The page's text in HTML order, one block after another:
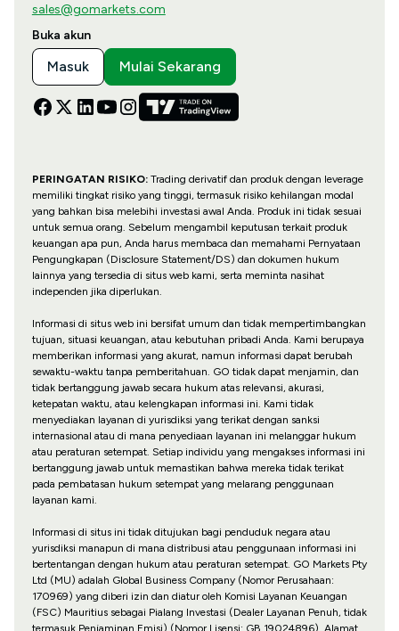
sales@gomarkets.com
Buka akun
Masuk Mulai Sekarang
PERINGATAN RISIKO:Trading derivatif dan produk dengan leverage
memiliki tingkat risiko yang tinggi, termasuk risiko kehilangan modal
yang bahkan bisa melebihi investasi awal Anda. Produk ini tidak sesuai
untuk semua orang. Sebelum mengambil keputusan terkait produk
keuangan apa pun, Anda harus membaca dan memahami Pernyataan
Pengungkapan (Disclosure Statement/DS) dan dokumen hukum
lainnya yang tersedia di situs web kami, serta meminta nasihat
independen jika diperlukan.
Informasi di situs web ini bersifat umum dan tidak mempertimbangkan
tujuan, situasi keuangan, atau kebutuhan pribadi Anda. Kami berupaya
memberikan informasi yang akurat, namun informasi dapat berubah
sewaktu-waktu tanpa pemberitahuan. GO tidak dapat menjamin, dan
tidak bertanggung jawab secara hukum atas relevansi, akurasi,
ketepatan waktu, atau kelengkapan informasi ini. Kami tidak
menyediakan layanan di yurisdiksi yang terikat dengan sanksi
internasional atau di mana penyediaan layanan ini melanggar hukum
atau peraturan setempat. Setiap individu yang mengakses informasi ini
bertanggung jawab untuk memastikan bahwa mereka tidak terikat
pada pembatasan hukum setempat yang melarang penggunaan
layanan kami.
Informasi di situs ini tidak ditujukan bagi penduduk negara atau
yurisdiksi manapun di mana distribusi atau penggunaan informasi ini
bertentangan dengan hukum atau peraturan setempat. GO Markets Pty
Ltd (MU) adalah Global Business Company (Nomor Perusahaan:
170969) yang diberi izin dan diatur oleh Komisi Layanan Keuangan
(FSC) Mauritius sebagai Pialang Investasi (Dealer Layanan Penuh, tidak